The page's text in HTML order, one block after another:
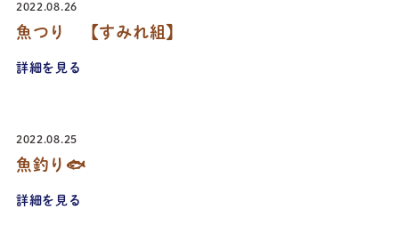
2022.08.26
魚つり 【すみれ組】
詳細を見る
2022.08.25
魚釣り🐟
詳細を見る